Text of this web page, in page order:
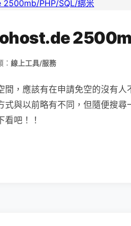
： 線上工具/服務
間，應該有在申請免空的沒有
式與以前略有不同，但隨便搜
看吧！！